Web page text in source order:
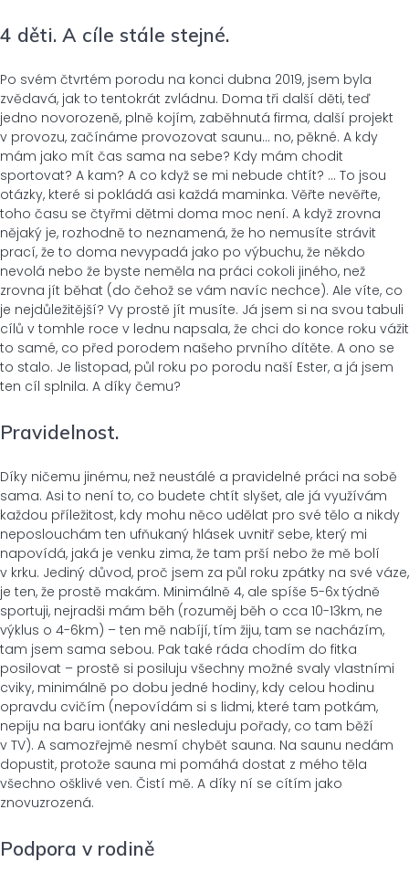
4 děti. A cíle stále stejné.
Po svém čtvrtém porodu na konci dubna 2019, jsem byla
zvědavá, jak to tentokrát zvládnu. Doma tři další děti, teď
jedno novorozeně, plně kojím, zaběhnutá firma, další projekt
v provozu, začínáme provozovat saunu… no, pěkné. A kdy
mám jako mít čas sama na sebe? Kdy mám chodit
sportovat? A kam? A co když se mi nebude chtít? … To jsou
otázky, které si pokládá asi každá maminka. Věřte nevěřte,
toho času se čtyřmi dětmi doma moc není. A když zrovna
nějaký je, rozhodně to neznamená, že ho nemusíte strávit
prací, že to doma nevypadá jako po výbuchu, že někdo
nevolá nebo že byste neměla na práci cokoli jiného, než
zrovna jít běhat (do čehož se vám navíc nechce). Ale víte, co
je nejdůležitější? Vy prostě jít musíte. Já jsem si na svou tabuli
cílů v tomhle roce v lednu napsala, že chci do konce roku vážit
to samé, co před porodem našeho prvního dítěte. A ono se
to stalo. Je listopad, půl roku po porodu naší Ester, a já jsem
ten cíl splnila. A díky čemu?
Pravidelnost.
Díky ničemu jinému, než neustálé a pravidelné práci na sobě
sama. Asi to není to, co budete chtít slyšet, ale já využívám
každou příležitost, kdy mohu něco udělat pro své tělo a nikdy
neposlouchám ten ufňukaný hlásek uvnitř sebe, který mi
napovídá, jaká je venku zima, že tam prší nebo že mě bolí
v krku. Jediný důvod, proč jsem za půl roku zpátky na své váze,
je ten, že prostě makám. Minimálně 4, ale spíše 5-6x týdně
sportuji, nejradši mám běh (rozuměj běh o cca 10-13km, ne
výklus o 4-6km) – ten mě nabíjí, tím žiju, tam se nacházím,
tam jsem sama sebou. Pak také ráda chodím do fitka
posilovat – prostě si posiluju všechny možné svaly vlastními
cviky, minimálně po dobu jedné hodiny, kdy celou hodinu
opravdu cvičím (nepovídám si s lidmi, které tam potkám,
nepiju na baru ionťáky ani nesleduju pořady, co tam běží
v TV). A samozřejmě nesmí chybět sauna. Na saunu nedám
dopustit, protože sauna mi pomáhá dostat z mého těla
všechno ošklivé ven. Čistí mě. A díky ní se cítím jako
znovuzrozená.
Podpora v rodině